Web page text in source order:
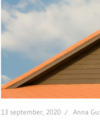
13 september, 2020 Anna